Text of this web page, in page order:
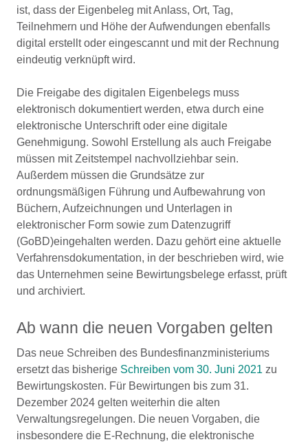
ist, dass der Eigenbeleg mit Anlass, Ort, Tag,
Teilnehmern und Höhe der Aufwendungen ebenfalls
digital erstellt oder eingescannt und mit der Rechnung
eindeutig verknüpft wird.
Die Freigabe des digitalen Eigenbelegs muss
elektronisch dokumentiert werden, etwa durch eine
elektronische Unterschrift oder eine digitale
Genehmigung. Sowohl Erstellung als auch Freigabe
müssen mit Zeitstempel nachvollziehbar sein.
Außerdem müssen die Grundsätze zur
ordnungsmäßigen Führung und Aufbewahrung von
Büchern, Aufzeichnungen und Unterlagen in
elektronischer Form sowie zum Datenzugriff
(GoBD)eingehalten werden. Dazu gehört eine aktuelle
Verfahrensdokumentation, in der beschrieben wird, wie
das Unternehmen seine Bewirtungsbelege erfasst, prüft
und archiviert.
Ab wann die neuen Vorgaben gelten
Das neue Schreiben des Bundesfinanzministeriums
ersetzt das bisherige Schreiben vom 30. Juni 2021 zu
Bewirtungskosten. Für Bewirtungen bis zum 31.
Dezember 2024 gelten weiterhin die alten
Verwaltungsregelungen. Die neuen Vorgaben, die
insbesondere die E-Rechnung, die elektronische